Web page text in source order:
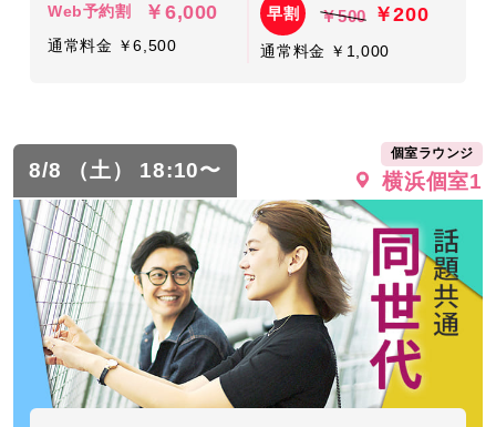
Web予約割 ￥6,000
通常料金 ￥6,500
早割 ￥500 ￥200
通常料金 ￥1,000
8/8 （土） 18:10〜
個室ラウンジ
横浜個室1